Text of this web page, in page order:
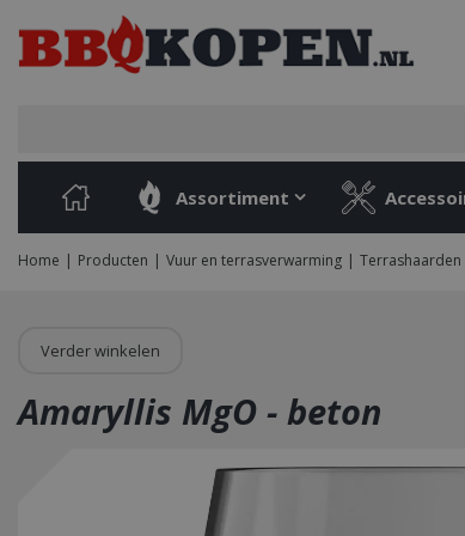
naar
content
Home Producten Vuur en terrasverwarming Terrashaarden
Assortiment
Verder winkelen
Amaryllis MgO - beton